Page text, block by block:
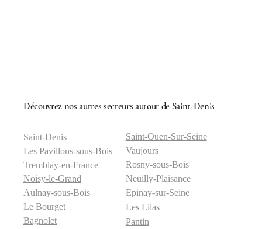
Découvrez nos autres secteurs autour de Saint-Denis
Saint-Denis
Les Pavillons-sous-Bois
Tremblay-en-France
Noisy-le-Grand
Aulnay-sous-Bois
Le Bourget
Bagnolet
Saint-Ouen-Sur-Seine
Vaujours
Rosny-sous-Bois
Neuilly-Plaisance
Epinay-sur-Seine
Les Lilas
Pantin